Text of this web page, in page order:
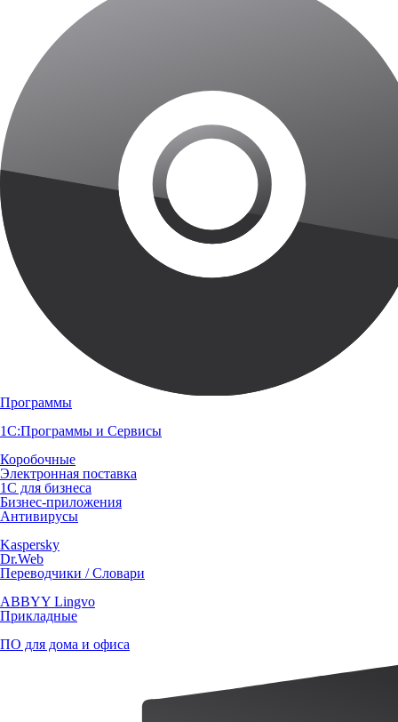
Программы
1С:Программы и Сервисы
Коробочные
Электронная поставка
1С для бизнеса
Бизнес-приложения
Антивирусы
Kaspersky
Dr.Web
Переводчики / Словари
ABBYY Lingvo
Прикладные
ПО для дома и офиса